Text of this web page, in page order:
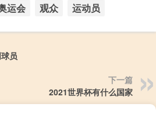
运会 观众 运动员
员
下一篇
2021世界杯有什么国家